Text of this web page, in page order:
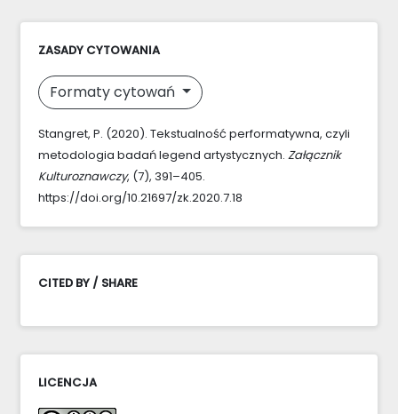
ZASADY CYTOWANIA
Formaty cytowań
Stangret, P. (2020). Tekstualność performatywna, czyli
metodologia badań legend artystycznych. Załącznik
Kulturoznawczy, (7), 391–405.
https://doi.org/10.21697/zk.2020.7.18
CITED BY / SHARE
LICENCJA